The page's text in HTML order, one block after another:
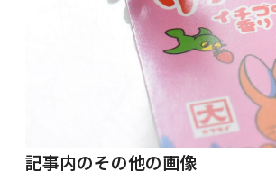
記事内のその他の画像